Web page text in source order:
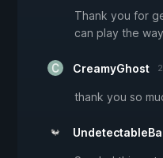
Thank you for
can play the
CreamyGhost
thank you so